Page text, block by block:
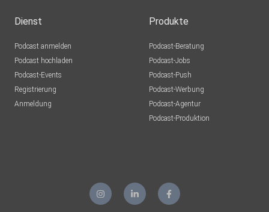
Dienst
Podcast anmelden
Podcast hochladen
Podcast-Events
Registrierung
Anmeldung
Produkte
Podcast-Beratung
Podcast-Jobs
Podcast-Push
Podcast-Werbung
Podcast-Agentur
Podcast-Produktion